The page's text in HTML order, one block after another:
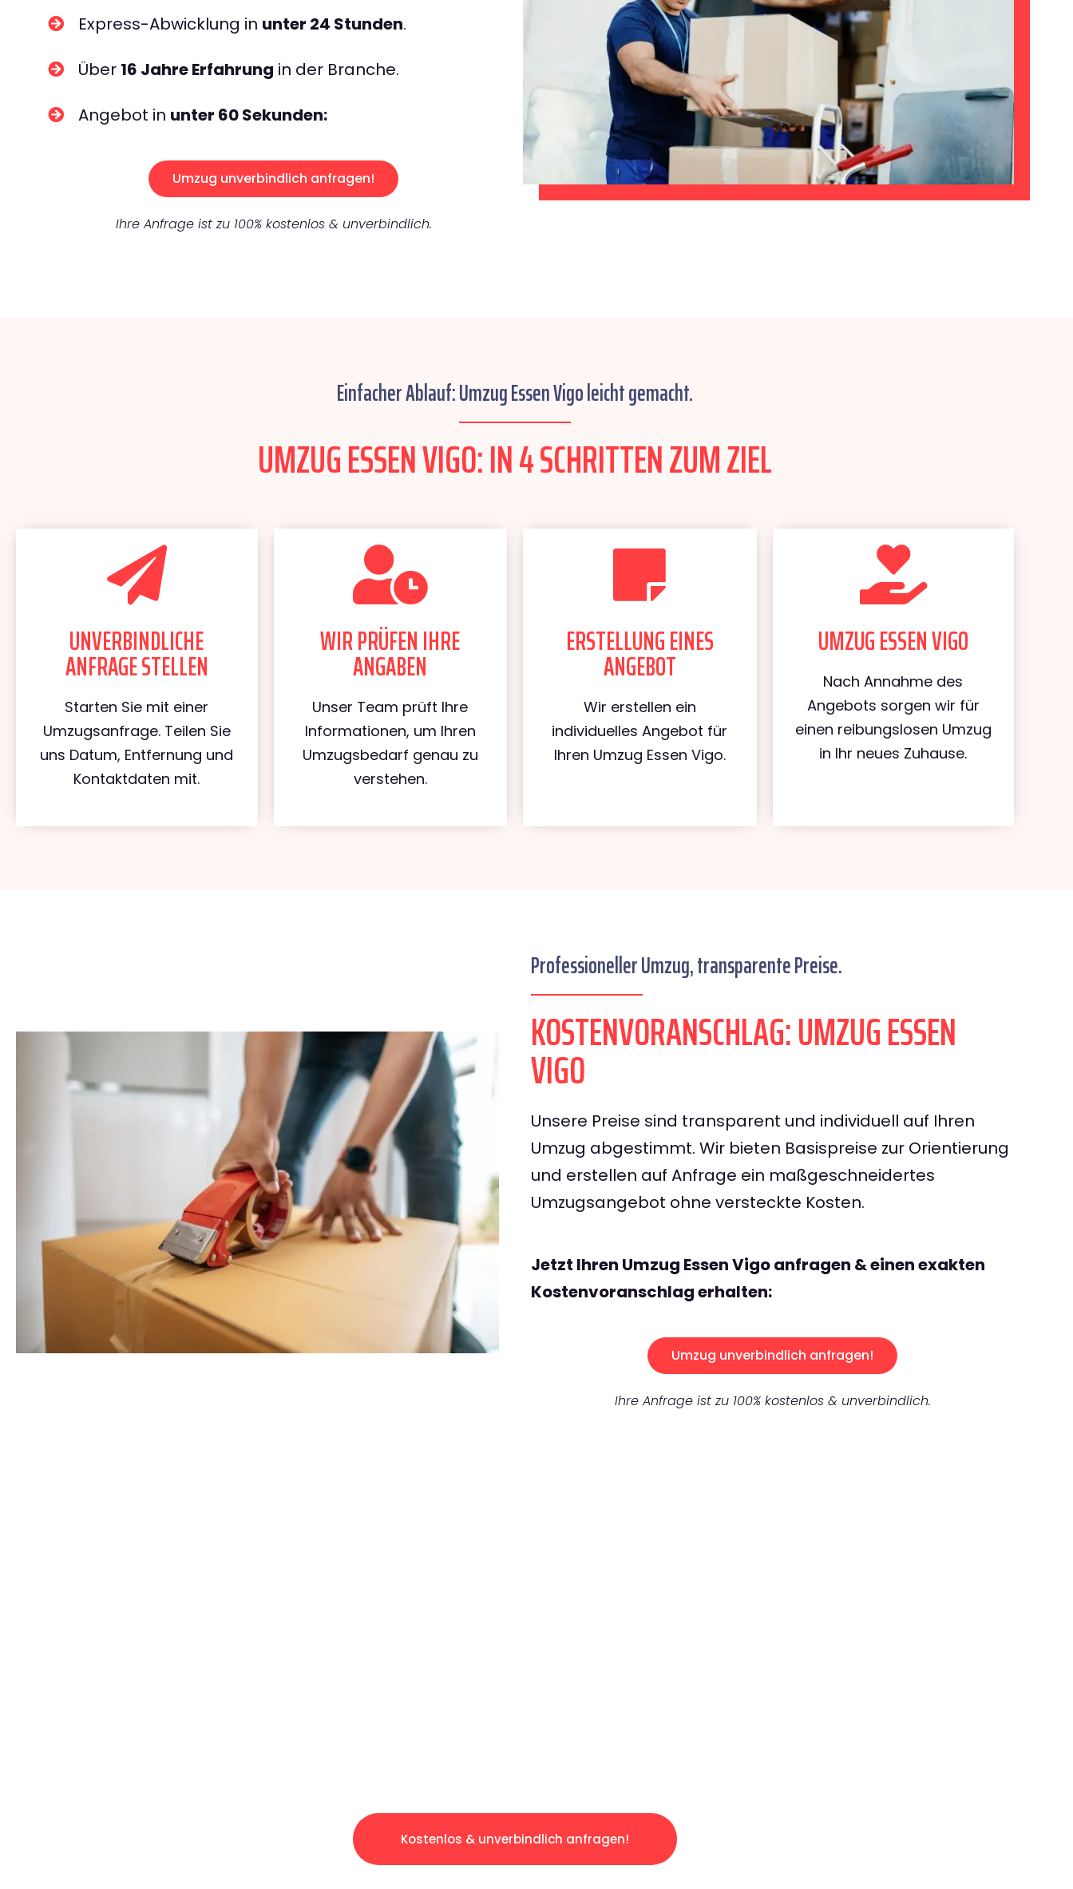
Express-Abwicklung in unter 24 Stunden.
Über 16 Jahre Erfahrung in der Branche.
Angebot in unter 60 Sekunden:
Umzug unverbindlich anfragen!
Ihre Anfrage ist zu 100% kostenlos & unverbindlich.
Einfacher Ablauf: Umzug Essen Vigo leicht gemacht.
UMZUG ESSEN VIGO: IN 4 SCHRITTEN ZUM ZIEL
UNVERBINDLICHE
ANFRAGE STELLEN
Starten Sie mit einer
Umzugsanfrage. Teilen Sie
uns Datum, Entfernung und
Kontaktdaten mit.
WIR PRÜFEN IHRE
ANGABEN
Unser Team prüft Ihre
Informationen, um Ihren
Umzugsbedarf genau zu
verstehen.
ERSTELLUNG EINES
ANGEBOT
Wir erstellen ein
individuelles Angebot für
Ihren Umzug Essen Vigo.
UMZUG ESSEN VIGO
Nach Annahme des
Angebots sorgen wir für
einen reibungslosen Umzug
in Ihr neues Zuhause.
Professioneller Umzug, transparente Preise.
KOSTENVORANSCHLAG: UMZUG ESSEN
VIGO
Unsere Preise sind transparent und individuell auf Ihren
Umzug abgestimmt. Wir bieten Basispreise zur Orientierung
und erstellen auf Anfrage ein maßgeschneidertes
Umzugsangebot ohne versteckte Kosten.
Jetzt Ihren Umzug Essen Vigo anfragen & einen exakten
Kostenvoranschlag erhalten:
Umzug unverbindlich anfragen!
Ihre Anfrage ist zu 100% kostenlos & unverbindlich.
Kostenlos & unverbindlich anfragen!